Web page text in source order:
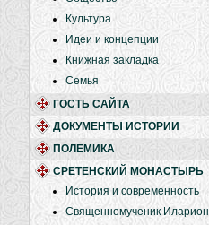
Культура
Идеи и концепции
Книжная закладка
Семья
ГОСТЬ САЙТА
ДОКУМЕНТЫ ИСТОРИИ
ПОЛЕМИКА
СРЕТЕНСКИЙ МОНАСТЫРЬ
История и современность
Священномученик Иларион